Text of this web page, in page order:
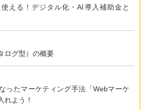
える！デジタル化・AI導入補助金と
ログ型）の概要
ったマーケティング手法「Webマーケ
れよう！